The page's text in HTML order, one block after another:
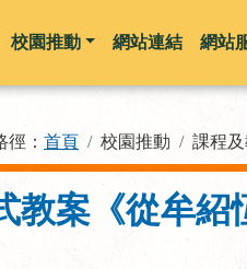
校園推動 網站連結 網站
徑： 首頁 校園推動 課程
教案《從牟紹